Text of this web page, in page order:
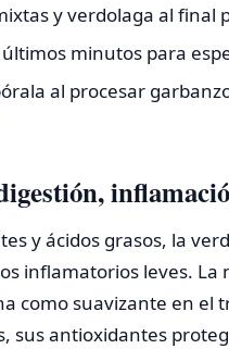
y verdolaga al
minutos para
al procesar
y ácidos grasos, la
inflamatorios leves.
como suavizante en el
sus antioxidantes